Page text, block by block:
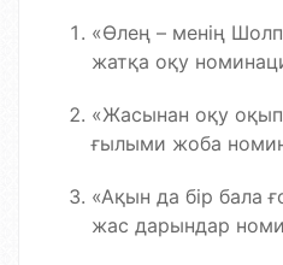
«Өлең – менің
жатқа оқу
⁠«Жасынан оқу
ғылыми жоба
⁠«Ақын да бір бала
жас дарындар